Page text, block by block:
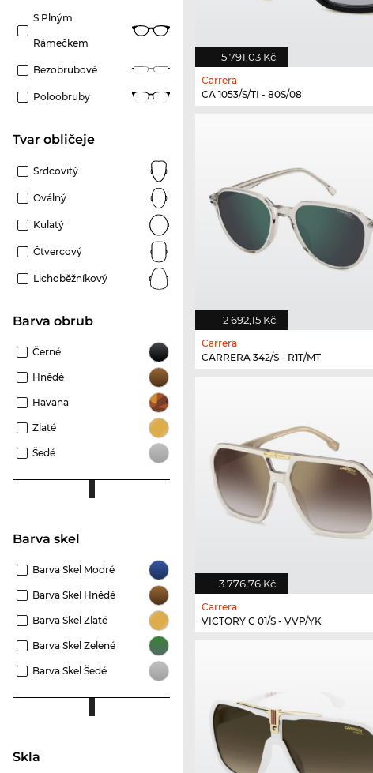
S Plným
Rámečkem
Bezobrubové
Poloobruby
tvar obličeje
Srdcovitý
Oválný
Kulatý
Čtvercový
Lichoběžníkový
Barva obrub
Černé
Hnědé
Havana
Zlaté
Šedé
Barva skel
Barva Skel Modré
Barva Skel Hnědé
Barva Skel Zlaté
Barva Skel Zelené
Barva Skel Šedé
Skla
5 791,03 Kč
Carrera
CA 1053/S/TI - 80S/08
2 692,15 Kč
Carrera
CARRERA 342/S - R1T/MT
3 776,76 Kč
Carrera
VICTORY C 01/S - VVP/YK